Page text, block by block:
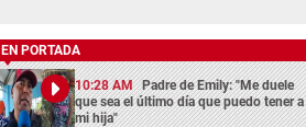
EN PORTADA
10:28 AM Padre de Emily: "Me duele
que sea el último día que puedo tener a
mi hija"